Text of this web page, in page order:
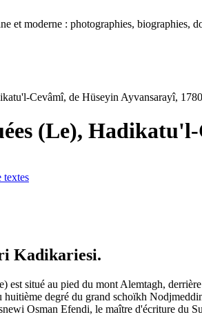
et moderne : photographies, biographies,
Cevâmî, de Hüseyin Ayvansarayî, 1780
(Le),
textes
Kadikariesi.
est situé au pied du mont Alemtagh,
degré du grand schoïkh
Osman Efendi, le maître d'écriture du